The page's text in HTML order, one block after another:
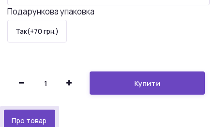
Подарункова упаковка
Так(+70 грн.)
Купити
Про товар